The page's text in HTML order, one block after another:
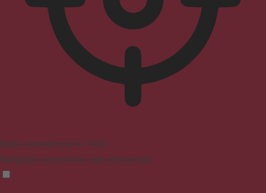
Mode convivial pour le TDAH
Navigation concentrée, sans distractions